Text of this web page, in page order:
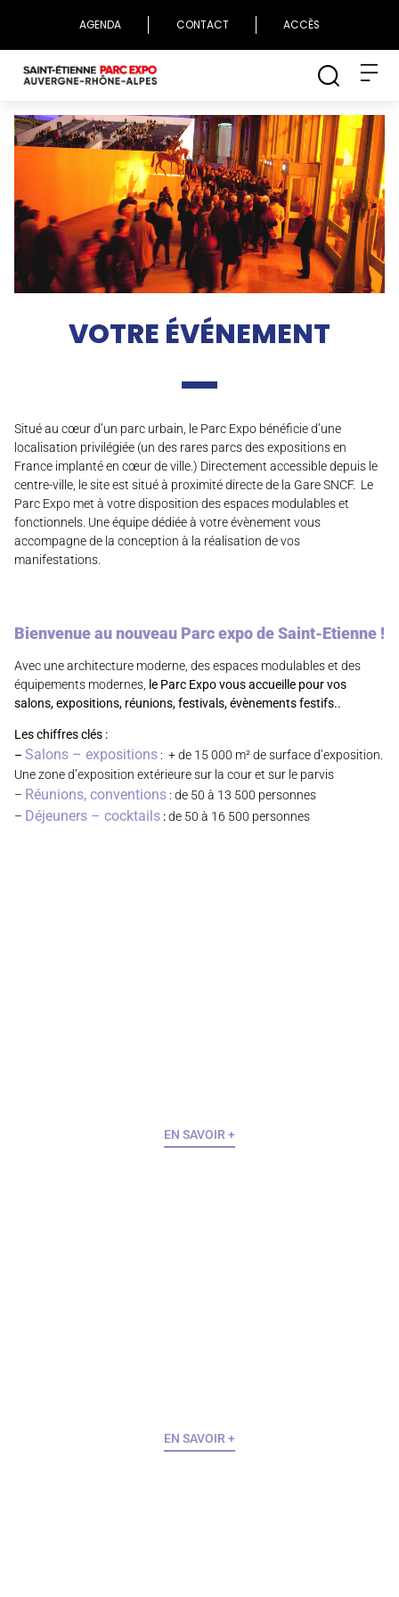
AGENDA CONTACT ACCÈS
VOTRE ÉVÉNEMENT
Situé au cœur d’un parc urbain, le Parc Expo bénéficie d’une
localisation privilégiée (un des rares parcs des expositions en
France implanté en cœur de ville.) Directement accessible depuis le
centre-ville, le site est situé à proximité directe de la Gare SNCF. Le
Parc Expo met à votre disposition des espaces modulables et
fonctionnels. Une équipe dédiée à votre évènement vous
accompagne de la conception à la réalisation de vos
manifestations.
Bienvenue au nouveau Parc expo de Saint-Etienne !
Avec une architecture moderne, des espaces modulables et des
équipements modernes, le Parc Expo vous accueille pour vos
salons, expositions, réunions, festivals, évènements festifs..
Les chiffres clés :
– Salons – expositions : + de 15 000 m² de surface d’exposition.
Une zone d’exposition extérieure sur la cour et sur le parvis
– Réunions, conventions : de 50 à 13 500 personnes
– Déjeuners – cocktails :de 50 à 16 500 personnes
EN SAVOIR +
EN SAVOIR +